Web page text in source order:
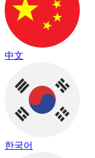
中文
한국어